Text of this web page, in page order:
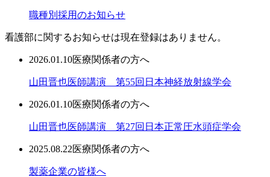
職種別採用のお知らせ
看護部に関するお知らせは現在登録はありません。
2026.01.10医療関係者の方へ
山田晋也医師講演 第55回日本神経放射線学会
2026.01.10医療関係者の方へ
山田晋也医師講演 第27回日本正常圧水頭症学会
2025.08.22医療関係者の方へ
製薬企業の皆様へ